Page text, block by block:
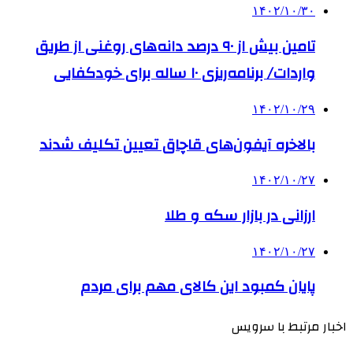
۱۴۰۲/۱۰/۳۰
تامین بیش از ۹۰ درصد دانه‌های روغنی از طریق
واردات/ برنامه‌ریزی ۱۰ ساله برای خودکفایی
۱۴۰۲/۱۰/۲۹
بالاخره آیفون‌های قاچاق تعیین تکلیف شدند
۱۴۰۲/۱۰/۲۷
ارزانی در بازار سکه و طلا
۱۴۰۲/۱۰/۲۷
پایان کمبود این کالای مهم برای مردم
اخبار مرتبط با سرویس